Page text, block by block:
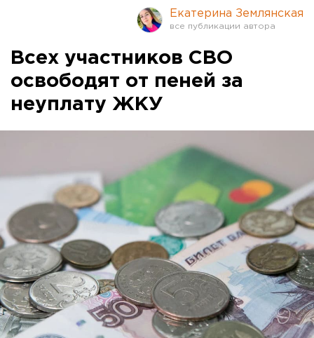
Екатерина Землянская
Всех участников СВО
освободят от пеней за
неуплату ЖКУ